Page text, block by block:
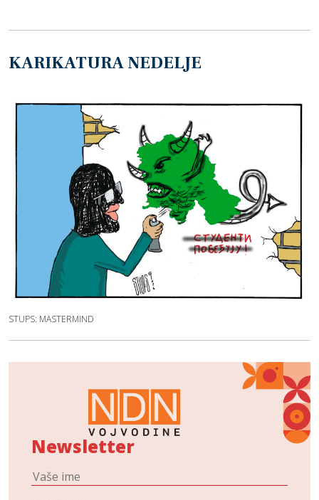
KARIKATURA NEDELJE
STUPS: MASTERMIND
Newsletter